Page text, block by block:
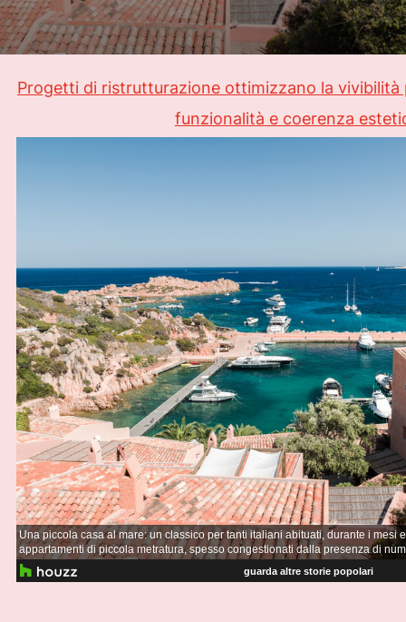
il
Progetti di ristrutturazione ottimizzano la vivibilità
funzionalità e coerenza